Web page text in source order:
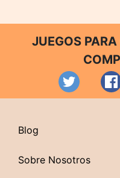
JUEGOS
Blog
Sobre Nosotros